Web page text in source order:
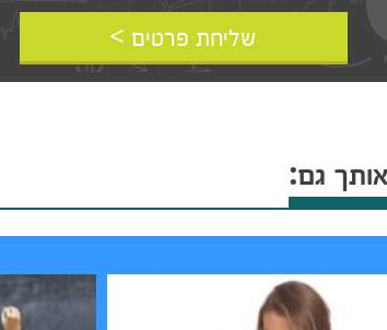
שליחת פרטים >
גם: